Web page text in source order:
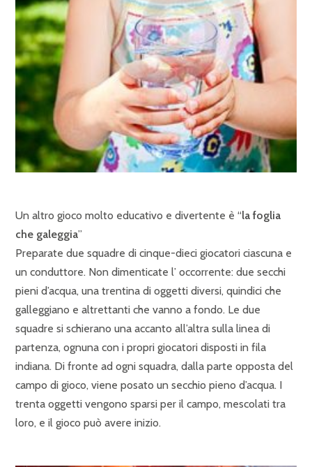
Un altro gioco molto educativo e divertente è “la foglia
che galeggia”
Preparate due squadre di cinque-dieci giocatori ciascuna e
un conduttore. Non dimenticate l’ occorrente: due secchi
pieni d’acqua, una trentina di oggetti diversi, quindici che
galleggiano e altrettanti che vanno a fondo. Le due
squadre si schierano una accanto all’altra sulla linea di
partenza, ognuna con i propri giocatori disposti in fila
indiana. Di fronte ad ogni squadra, dalla parte opposta del
campo di gioco, viene posato un secchio pieno d’acqua. I
trenta oggetti vengono sparsi per il campo, mescolati tra
loro, e il gioco può avere inizio.